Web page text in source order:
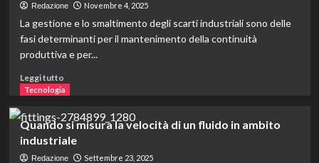
un
ristorante
vegano,
sono
attrezzature
Redazione Novembre 4, 2025
La gestione e lo smaltimento degli scarti industriali sono delle
fasi determinanti per il mantenimento della continuità
produttiva e per...
Leggi tuttoLeggi
di
su
Gestione
degli
scarti
Tecnologia
Quando si misura la velocità di un fluido in ambito
industriale
Redazione Settembre 23, 2025